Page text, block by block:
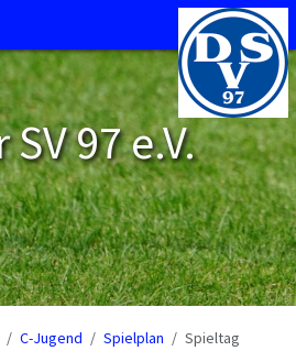
97 e.V.
C-Jugend Spielplan Spieltag